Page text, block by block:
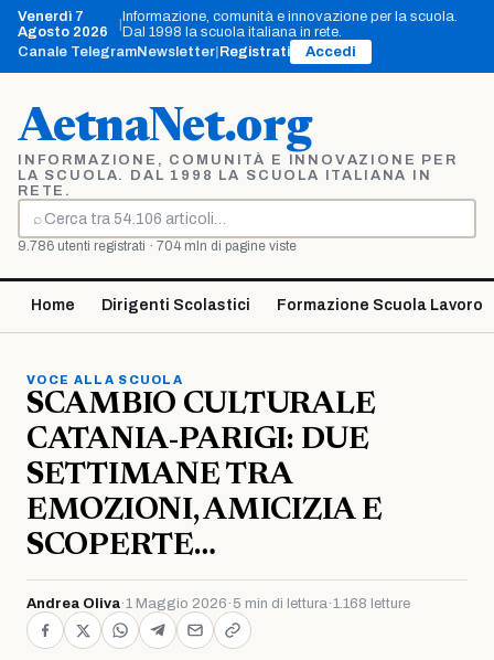
Vai
contenuto
Venerdì 7
Agosto 2026
Informazione, comunità e innovazione per la scuola.
Dal 1998 la scuola italiana in rete.
Canale TelegramNewsletter Registrati Accedi
AetnaNet.org
INFORMAZIONE, COMUNITÀ E INNOVAZIONE PER
LA SCUOLA. DAL 1998 LA SCUOLA ITALIANA IN
RETE.
⌕
Cerca
9.786 utenti registrati · 704 mln di pagine viste
Home Dirigenti Scolastici Formazione Scuola Lavoro
VOCE ALLA SCUOLA
SCAMBIO CULTURALE
CATANIA-PARIGI: DUE
SETTIMANE TRA
EMOZIONI, AMICIZIA E
SCOPERTE…
Andrea Oliva·1 Maggio 2026 · 5 min di lettura·1.168 letture